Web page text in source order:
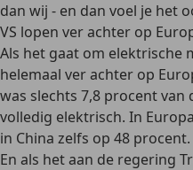
dan wij - en dan voel je het
VS lopen ver achter op
Als het gaat om elektrische
helemaal ver achter op
was slechts 7,8 procent
volledig elektrisch. In
in China zelfs op 48 procent.
En als het aan de regering